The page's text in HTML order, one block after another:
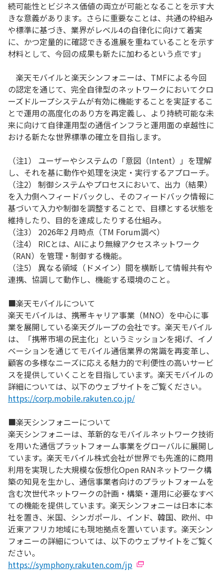
続可能性とビジネス価値の両立が可能となることを示す大
きな意義があります。さらに重要なことは、共通の枠組み
や標準に基づき、業界がレベル4の自律化に向けて着実
に、かつ定量的に確認できる進展を重ねていることを示す
材料として、今回の成果も新たに加わるという点です」
楽天モバイルと楽天シンフォニーは、TMFによる今回
の認定を通じて、完全自律型のネットワークにおいてクロ
ーズドループシステムが有効に機能することを実証するこ
とで運用の高度化のあり方を再定義し、より持続可能な未
来に向けて自律運用型の通信インフラと運用面の卓越性に
おける新たな世界標準の確立を目指します。
（注1） ユーザーやシステムの「意図（Intent）」を理解
し、それを基に動作や処理を決定・実行するアプローチ。
（注2） 制御システムやプロセスにおいて、出力（結果）
を入力側へフィードバックし、そのフィードバック情報に
基づいて入力や制御を調整することで、目標とする状態を
維持したり、目的を達成したりする仕組み。
（注3） 2026年2 月時点（TM Forum調べ）
（注4） RICとは、AIにより無線アクセスネットワーク
（RAN）を管理・制御する機能。
（注5） 異なる領域（ドメイン）間を横断して情報共有や
連携、協調して動作し、機能する環境のこと。
■楽天モバイルについて
楽天モバイルは、携帯キャリア事業（MNO）を中心に事
業を展開している楽天グループの会社です。楽天モバイル
は、「携帯市場の民主化」というミッションを掲げ、イノ
ベーションを通じてモバイル通信業界の常識を再変革し、
顧客の多様なニーズに応える魅力的で利便性の高いサービ
スを提供していくことを目指しています。楽天モバイルの
詳細については、以下のウェブサイトをご覧ください。
https://corp.mobile.rakuten.co.jp/
■楽天シンフォニーについて
楽天シンフォニーは、革新的なモバイルネットワーク技術
を用いた通信プラットフォーム事業をグローバルに展開し
ています。楽天モバイル株式会社が世界でも先進的に商用
利用を実現した大規模な仮想化Open RANネットワーク構
築の知見を生かし、通信事業者向けのプラットフォームを
含む次世代ネットワークの計画・構築・運用に必要なすべ
ての機能を提供しています。楽天シンフォニーは日本に本
社を置き、米国、シンガポール、インド、韓国、欧州、中
近東アフリカ地域にも現地拠点を置いています。楽天シン
フォニーの詳細については、以下のウェブサイトをご覧く
ださい。
https://symphony.rakuten.com/jp